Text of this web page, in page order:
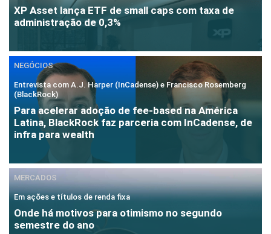
XP Asset lança ETF de small caps com taxa de
administração de 0,3%
NEGÓCIOS
Entrevista com A.J. Harper (InCadense) e Francisco Rosemberg
(BlackRock)
Para acelerar adoção de fee-based na América
Latina, BlackRock faz parceria com InCadense, de
infra para wealth
MERCADOS
Em ações e títulos de renda fixa
Onde há motivos para otimismo no segundo
semestre do ano